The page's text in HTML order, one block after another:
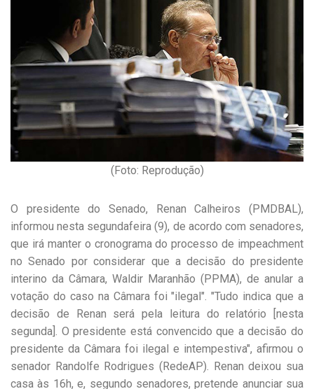
(Foto: Reprodução)
O presidente do Senado, Renan Calheiros (PMDB­AL),
informou nesta segunda­feira (9), de acordo com senadores,
que irá manter o cronograma do processo de impeachment
no Senado por considerar que a decisão do presidente
interino da Câmara, Waldir Maranhão (PP­MA), de anular a
votação do caso na Câmara foi "ilegal". "Tudo indica que a
decisão de Renan será pela leitura do relatório [nesta
segunda]. O presidente está convencido que a decisão do
presidente da Câmara foi ilegal e intempestiva", afirmou o
senador Randolfe Rodrigues (Rede­AP). Renan deixou sua
casa às 16h, e, segundo senadores, pretende anunciar sua